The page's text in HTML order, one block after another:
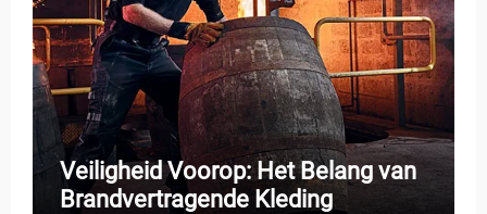
Veiligheid Voorop: Het Belang van
Brandvertragende Kleding